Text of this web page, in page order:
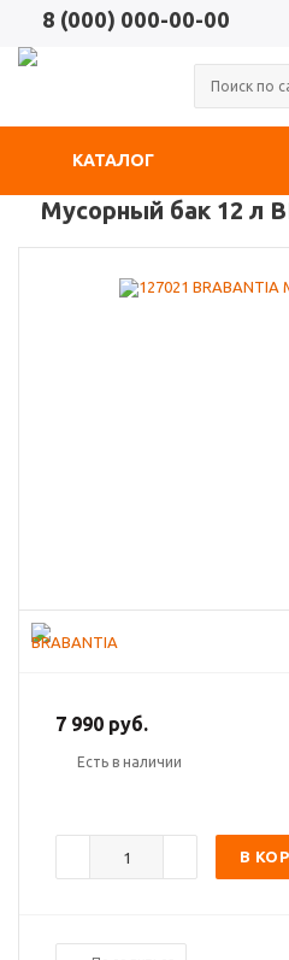
8 (000) 000-00-00
КАТАЛОГ
Мусорный бак 12 л
7 990 руб.
Есть в наличии
В